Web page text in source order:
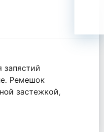
запястий
Ремешок
застежкой,